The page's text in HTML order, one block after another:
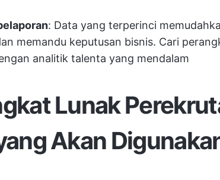
: Data yang terperinci
memandu keputusan bisnis. Cari
analitik talenta yang mendalam
Lunak
Akan